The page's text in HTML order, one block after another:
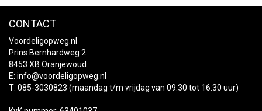
CONTACT
Voordeligopweg.nl
Prins Bernhardweg 2
8453 XB Oranjewoud
E: info@voordeligopweg.nl
T: 085-3030823 (maandag t/m vrijdag van 09:30 tot 16:30 uur)